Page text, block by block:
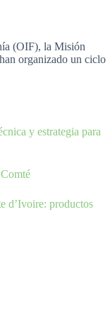
(OIF), la Misión
organizado un ciclo
y estrategia para
d’Ivoire: productos